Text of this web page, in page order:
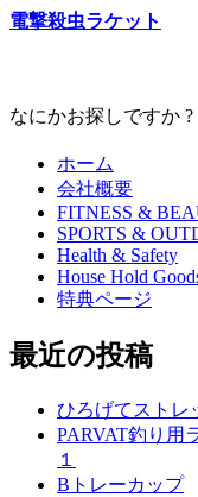
電撃殺虫ラケット
なにかお探しですか ?
ホーム
会社概要
FITNESS &
SPORTS &
Health & Safety
House Hold
特典ページ
最近の投稿
ひろげてストレ
PARVAT釣り用
１
Bトレーカップ